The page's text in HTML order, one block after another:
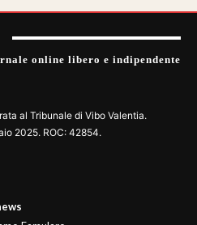
online libero e indipendente
al Tribunale di Vibo Valentia.
2025. ROC: 42854.